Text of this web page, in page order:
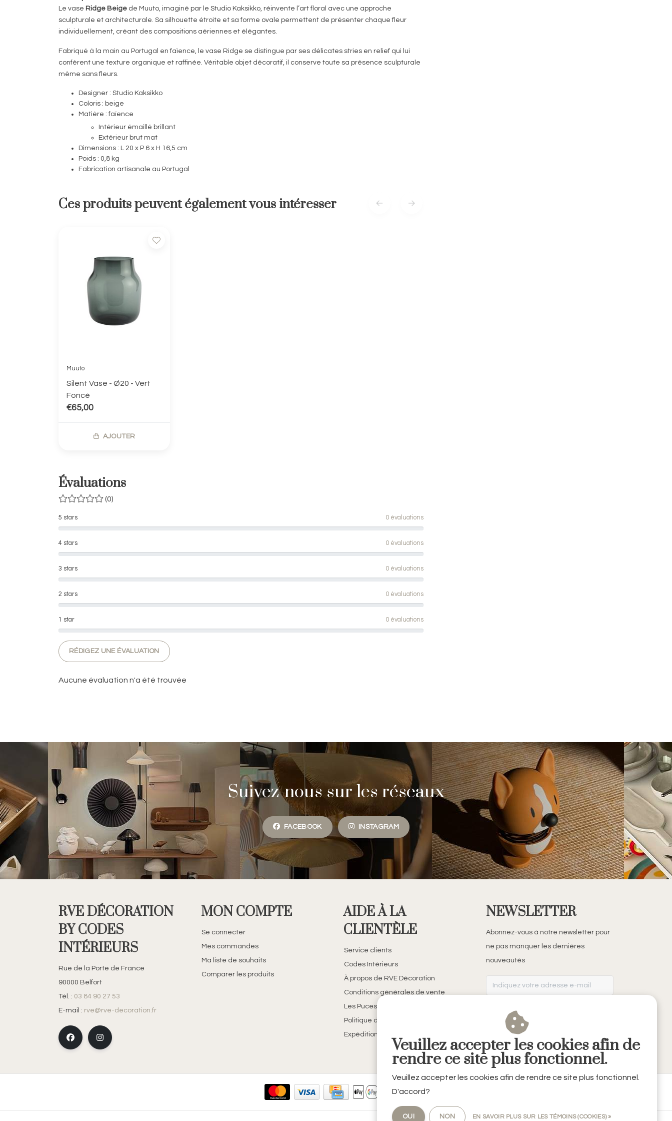
Le vase Ridge Beige de Muuto , imaginé par le Studio Kaksikko , réinvente l’art floral avec une approche
sculpturale et architecturale. Sa silhouette étroite et sa forme ovale permettent de présenter chaque fleur
individuellement, créant des compositions aériennes et élégantes.
Fabriqué à la main au Portugal en faïence, le vase Ridge se distingue par ses délicates stries en relief qui lui
confèrent une texture organique et raffinée. Véritable objet décoratif, il conserve toute sa présence sculpturale
même sans fleurs.
Designer : Studio Kaksikko
Coloris : beige
Matière : faïence
Intérieur émaillé brillant
Extérieur brut mat
Dimensions : L 20 x P 6 x H 16,5 cm
Poids : 0,8 kg
Fabrication artisanale au Portugal
Ces produits peuvent également vous intéresser
Muuto
Silent Vase - Ø20 - Vert
Foncé
€65,00
AJOUTER
Évaluations
(0)
1 star 0 évaluations
2 stars 0 évaluations
3 stars 0 évaluations
4 stars 0 évaluations
5 stars 0 évaluations
RÉDIGEZ UNE ÉVALUATION
Aucune évaluation n'a été trouvée
Suivez-nous sur les réseaux
FACEBOOK INSTAGRAM
RVE DÉCORATION
BY CODES
INTÉRIEURS
Rue de la Porte de France
90000 Belfort
Tél. : 03 84 90 27 53
E-mail : rve@rve-decoration.fr
MON COMPTE
Se connecter
Mes commandes
Ma liste de souhaits
Comparer les produits
AIDE À LA
CLIENTÈLE
Service clients
Codes Intérieurs
À propos de RVE Décoration
Conditions générales de vente
Les Puces de Belfort
Politique de confidentialité
Expédition et retours
NEWSLETTER
Abonnez-vous à notre newsletter pour
ne pas manquer les dernières
nouveautés
S'ABONNER
Veuillez accepter les cookies afin de
rendre ce site plus fonctionnel.
Veuillez accepter les cookies afin de rendre ce site plus fonctionnel.
D'accord?
OUI NON EN SAVOIR PLUS SUR LES TÉMOINS (COOKIES) »